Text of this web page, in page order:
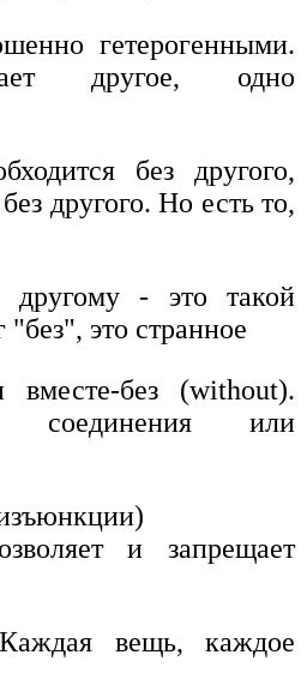
гетерогенными.
другое, одно
без другого,
другого. Но есть то,
другому - это такой
это странное
вместе-без (without).
соединения или
и запрещает
Каждая вещь, каждое